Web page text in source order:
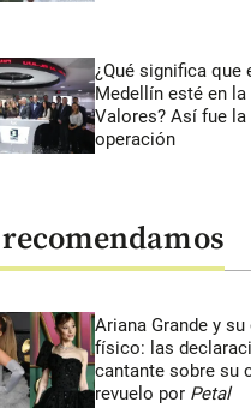
¿Qué significa que
Medellín esté en la
Valores? Así fue
operación
recomendamos
Ariana Grande y
físico: las
cantante sobre su
revuelo por Petal